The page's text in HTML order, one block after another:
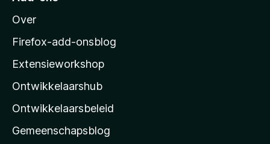
o
z
l
l
a
s
Over
Firefox-add-onsblog
Extensieworkshop
Ontwikkelaarshub
Ontwikkelaarsbeleid
Gemeenschapsblog